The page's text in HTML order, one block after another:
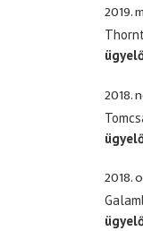
2019.
2018.
2018.